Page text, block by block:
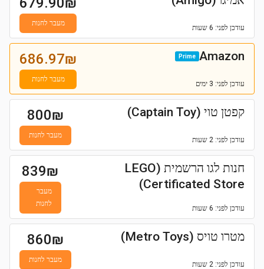
עודכן לפני: 6 שעות
מעבר לחנות
Amazon
Prime
עודכן לפני: 3 ימים
686.97₪
מעבר לחנות
קפטן טוי (Captain Toy)
עודכן לפני: 2 שעות
800₪
מעבר לחנות
חנות לגו הרשמית (LEGO
Certificated Store)
עודכן לפני: 6 שעות
839₪
מעבר
לחנות
מטרו טויס (Metro Toys)
עודכן לפני: 2 שעות
860₪
מעבר לחנות